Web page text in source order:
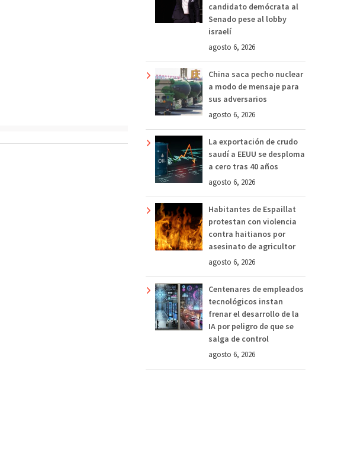
candidato demócrata al
Senado pese al lobby
israelí
agosto 6, 2026
China saca pecho nuclear
a modo de mensaje para
sus adversarios
agosto 6, 2026
La exportación de crudo
saudí a EEUU se desploma
a cero tras 40 años
agosto 6, 2026
Habitantes de Espaillat
protestan con violencia
contra haitianos por
asesinato de agricultor
agosto 6, 2026
Centenares de empleados
tecnológicos instan
frenar el desarrollo de la
IA por peligro de que se
salga de control
agosto 6, 2026